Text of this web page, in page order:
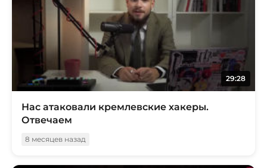
29:28
Нас атаковали кремлевские хакеры.
Отвечаем
8 месяцев назад